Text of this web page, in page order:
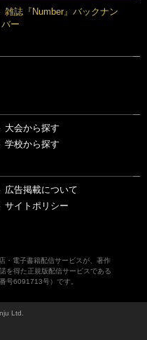
雑誌『Number』バックナン
バー
大会から探す
学校から探す
広告掲載について
サイトポリシー
・電子書籍配信サービスが、著作
を得た正規版配信サービスである
号6091713号）です。
Ltd.